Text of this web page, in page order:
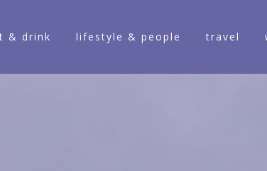
& drink lifestyle & people travel